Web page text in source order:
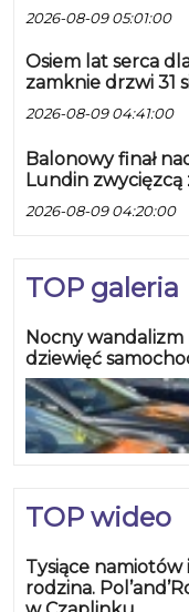
2026-08-09 05:01:00
Osiem lat serca
zamknie drzwi 31
2026-08-09 04:41:00
Balonowy finał
Lundin
2026-08-09 04:20:00
TOP galeria
Nocny wandalizm
dziewięć
TOP wideo
Tysiące
rodzina.